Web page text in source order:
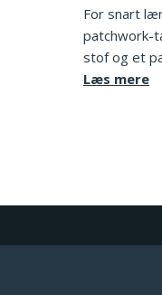
For snart
patchwork-
stof og et
Læs mere